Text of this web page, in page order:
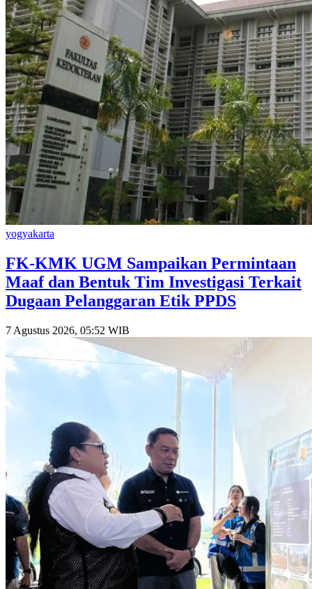
yogyakarta
FK-KMK UGM Sampaikan Permintaan
Maaf dan Bentuk Tim Investigasi Terkait
Dugaan Pelanggaran Etik PPDS
7 Agustus 2026, 05:52 WIB